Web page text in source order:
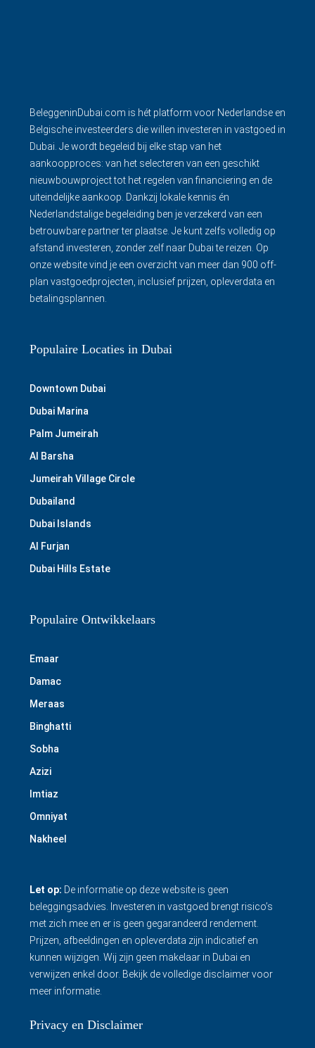
BeleggeninDubai.com is hét platform voor Nederlandse en
Belgische investeerders die willen investeren in vastgoed in
Dubai. Je wordt begeleid bij elke stap van het
aankoopproces: van het selecteren van een geschikt
nieuwbouwproject tot het regelen van financiering en de
uiteindelijke aankoop. Dankzij lokale kennis én
Nederlandstalige begeleiding ben je verzekerd van een
betrouwbare partner ter plaatse. Je kunt zelfs volledig op
afstand investeren, zonder zelf naar Dubai te reizen. Op
onze website vind je een overzicht van meer dan 900 off-
plan vastgoedprojecten, inclusief prijzen, opleverdata en
betalingsplannen.
Populaire Locaties in Dubai
Downtown Dubai
Dubai Marina
Palm Jumeirah
Al Barsha
Jumeirah Village Circle
Dubailand
Dubai Islands
Al Furjan
Dubai Hills Estate
Populaire Ontwikkelaars
Emaar
Damac
Meraas
Binghatti
Sobha
Azizi
Imtiaz
Omniyat
Nakheel
Let op: De informatie op deze website is geen
beleggingsadvies. Investeren in vastgoed brengt risico’s
met zich mee en er is geen gegarandeerd rendement.
Prijzen, afbeeldingen en opleverdata zijn indicatief en
kunnen wijzigen. Wij zijn geen makelaar in Dubai en
verwijzen enkel door. Bekijk de volledige disclaimervoor
meer informatie.
Privacy en Disclaimer